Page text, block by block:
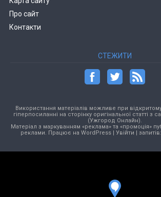
Про сайт
Контакти
СТЕЖИТИ
Використання матеріалів можливе при
гіперпосиланні на сторінку оригінальної статті з
(Ужгород Онлайн).
Матеріал з маркуванням «реклама» та «промоція»
реклами. Працює на WordPress| Увійти |